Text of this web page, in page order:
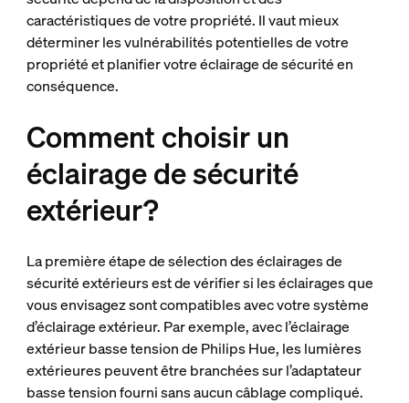
caractéristiques de votre propriété. Il vaut mieux
déterminer les vulnérabilités potentielles de votre
propriété et planifier votre éclairage de sécurité en
conséquence.
Comment choisir un
éclairage de sécurité
extérieur?
La première étape de sélection des éclairages de
sécurité extérieurs est de vérifier si les éclairages que
vous envisagez sont compatibles avec votre système
d’éclairage extérieur. Par exemple, avec l’éclairage
extérieur basse tension de Philips Hue, les lumières
extérieures peuvent être branchées sur l’adaptateur
basse tension fourni sans aucun câblage compliqué.